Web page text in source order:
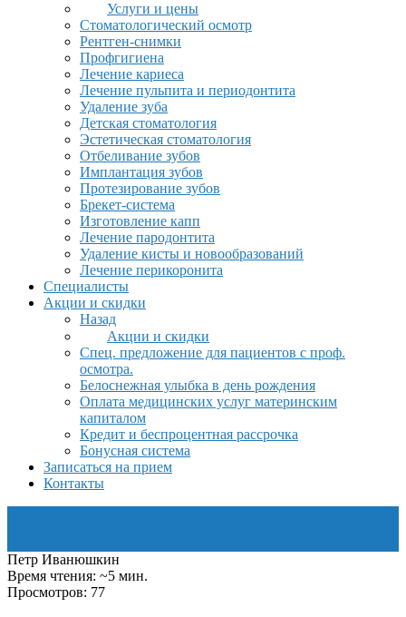
Услуги и цены
Стоматологический осмотр
Рентген-снимки
Профгигиена
Лечение кариеса
Лечение пульпита и периодонтита
Удаление зуба
Детская стоматология
Эстетическая стоматология
Отбеливание зубов
Имплантация зубов
Протезирование зубов
Брекет-система
Изготовление капп
Лечение пародонтита
Удаление кисты и новообразований
Лечение перикоронита
Специалисты
Акции и скидки
Назад
Акции и скидки
Спец. предложение для пациентов с проф.
осмотра.
Белоснежная улыбка в день рождения
Оплата медицинских услуг материнским
капиталом
Кредит и беспроцентная рассрочка
Бонусная система
Записаться на прием
Контакты
Петр Иванюшкин
Время чтения: ~5 мин.
Просмотров: 77